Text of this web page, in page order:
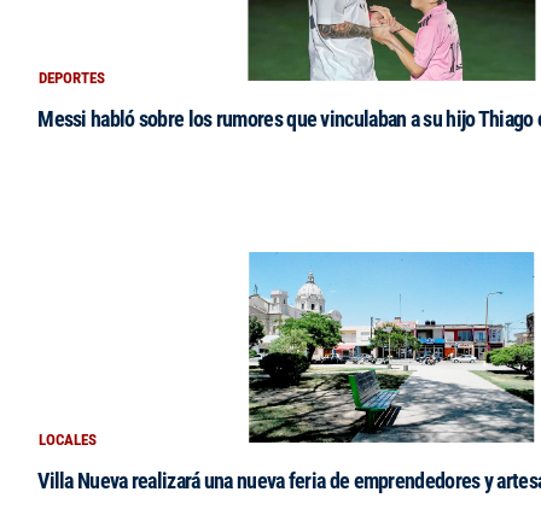
DEPORTES
Messi habló sobre los rumores que vinculaban a su hijo Thiago
LOCALES
Villa Nueva realizará una nueva feria de emprendedores y